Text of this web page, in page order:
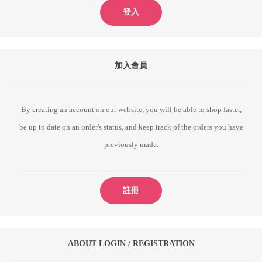
登入
加入會員
By creating an account on our website, you will be able to shop faster,
be up to date on an order's status, and keep track of the orders you have
previously made.
註冊
ABOUT LOGIN / REGISTRATION